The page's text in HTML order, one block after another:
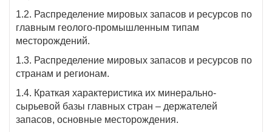
1.2. Распределение мировых запасов и ресурсов по
главным геолого-промышленным типам
месторождений.
1.3. Распределение мировых запасов и ресурсов по
странам и регионам.
1.4. Краткая характеристика их минерально-
сырьевой базы главных стран – держателей
запасов, основные месторождения.